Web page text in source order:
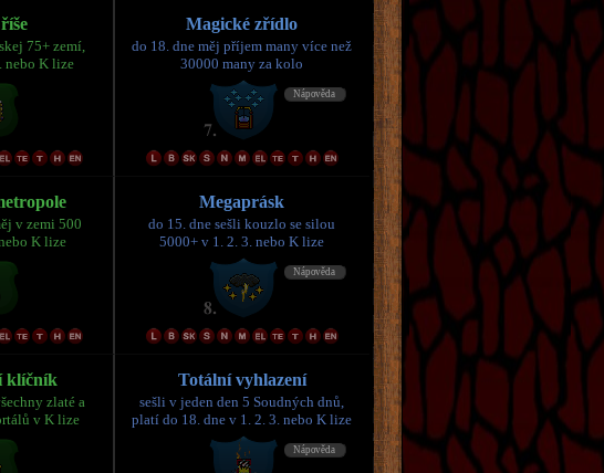
75+ zemí,
nebo K lize
Magické zřídlo
do 18. dne měj příjem many více než
30000 many za kolo
v zemi 500
K lize
Megaprásk
do 15. dne sešli kouzlo se silou
5000+ v 1. 2. 3. nebo K lize
klíčník
zlaté a
v K lize
Totální vyhlazení
sešli v jeden den 5 Soudných dnů,
platí do 18. dne v 1. 2. 3. nebo K lize